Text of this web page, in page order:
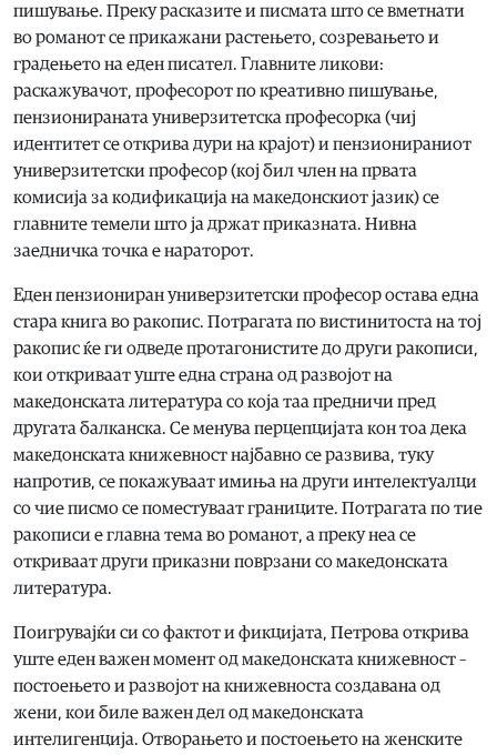
пишување. Преку расказите и писмата што се вметнати
во романот се прикажани растењето, созревањето и
градењето на еден писател. Главните ликови:
раскажувачот, професорот по креативно пишување,
пензионираната универзитетска професорка (чиј
идентитет се открива дури на крајот) и пензионираниот
универзитетски професор (кој бил член на првата
комисија за кодификација на македонскиот јазик) се
главните темели што ја држат приказната. Нивна
заедничка точка е нараторот.
Еден пензиониран универзитетски професор остава една
стара книга во ракопис. Потрагата по вистинитоста на тој
ракопис ќе ги одведе протагонистите до други ракописи,
кои откриваат уште една страна од развојот на
македонската литература со која таа предничи пред
другата балканска. Се менува перцепцијата кон тоа дека
македонската книжевност најбавно се развива, туку
напротив, се покажуваат имиња на други интелектуалци
со чие писмо се поместуваат границите. Потрагата по тие
ракописи е главна тема во романот, а преку неа се
откриваат други приказни поврзани со македонската
литература.
Поигрувајќи си со фактот и фикцијата, Петрова открива
уште еден важен момент од македонската книжевност –
постоењето и развојот на книжевноста создавана од
жени, кои биле важен дел од македонската
интелигенција. Отворањето и постоењето на женските